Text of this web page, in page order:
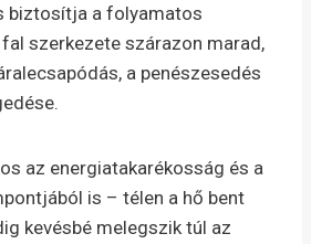
biztosítja a folyamatos
szerkezete szárazon marad,
a penészesedés
az energiatakarékosság és a
is – télen a hő bent
kevésbé melegszik túl az